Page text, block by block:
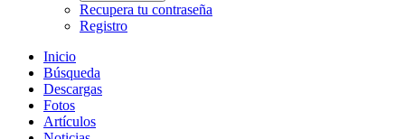
Recupera tu contraseña
Registro
Inicio
Búsqueda
Descargas
Fotos
Artículos